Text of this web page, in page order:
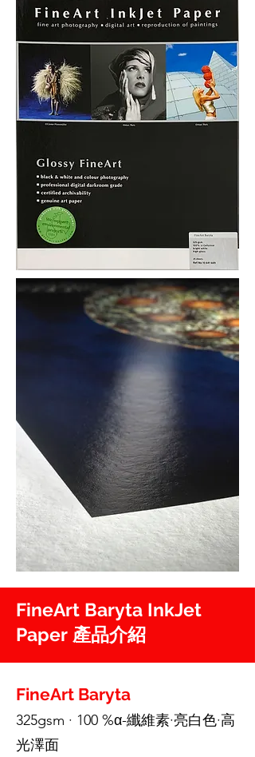
FineArt Baryta InkJet
Paper 產品介紹
FineArt Baryta
325gsm · 100 %α-纖維素·亮白色·高
光澤面